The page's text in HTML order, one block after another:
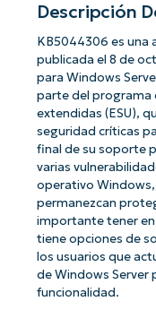
Descripción
KB5044306 es una
publicada el 8 de
para Windows
parte del programa
extendidas (ESU),
seguridad críticas
final de su soporte
varias
operativo
permanezcan
importante tener en
tiene opciones de
los usuarios que
de Windows Server
funcionalidad.